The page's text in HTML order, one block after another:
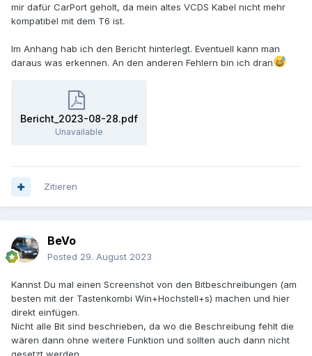
mir dafür CarPort geholt, da mein altes VCDS Kabel nicht mehr
kompatibel mit dem T6 ist.
Im Anhang hab ich den Bericht hinterlegt. Eventuell kann man
daraus was erkennen. An den anderen Fehlern bin ich dran
Bericht_2023-08-28.pdf
Unavailable
Zitieren
BeVo
Posted 29. August 2023
Kannst Du mal einen Screenshot von den Bitbeschreibungen (am
besten mit der Tastenkombi Win+Hochstell+s) machen und hier
direkt einfügen.
Nicht alle Bit sind beschrieben, da wo die Beschreibung fehlt die
wären dann ohne weitere Funktion und sollten auch dann nicht